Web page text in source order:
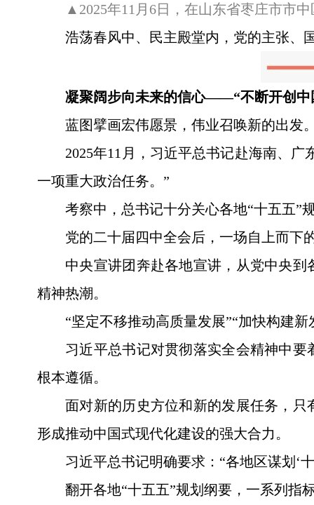
▲2025年11月6日，在山东省枣庄市市
浩荡春风中、民主殿堂内，党的主张、
凝聚阔步向未来的信心——“不断开创中
蓝图擘画宏伟愿景，伟业召唤新的出发
2025年11月，习近平总书记赴海南、
一项重大政治任务。”
考察中，总书记十分关心各地“十五五”
党的二十届四中全会后，一场自上而下
中央宣讲团奔赴各地宣讲，从党中央
精神热潮。
“坚定不移推动高质量发展”“加快构建
习近平总书记对贯彻落实全会精神中
根本遵循。
面对新的历史方位和新的发展任务，
形成推动中国式现代化建设的强大合力。
习近平总书记明确要求：“各地区谋划‘
翻开各地“十五五”规划纲要，一系列指